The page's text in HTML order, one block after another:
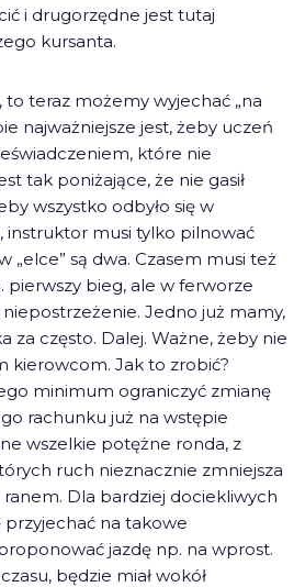
i drugorzędne jest tutaj
kursanta.
to teraz możemy wyjechać „na
najważniejsze jest, żeby uczeń
które nie
tak poniżające, że nie gasił
wszystko odbyło się w
instruktor musi tylko pilnować
„elce” są dwa. Czasem musi też
pierwszy bieg, ale w ferworze
Jedno już mamy,
za często. Dalej. Ważne, żeby nie
kierowcom. Jak to zrobić?
minimum ograniczyć zmianę
rachunku już na wstępie
wszelkie potężne ronda, z
ruch nieznacznie zmniejsza
Dla bardziej dociekliwych
przyjechać na takowe
jazdę np. na wprost.
będzie miał wokół